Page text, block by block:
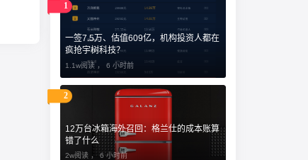
1
一签7.5万、估值609亿，机构投资人都在
疯抢宇树科技？
1.1w阅读 ， 6 小时前
2
12万台冰箱海外召回：格兰仕的成本账算
错了什么
2w阅读 ，6 小时前